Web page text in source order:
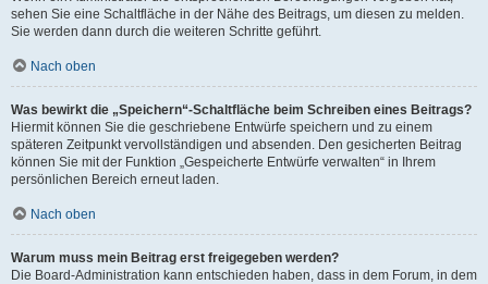
sehen Sie eine Schaltfläche in der Nähe des Beitrags, um diesen zu melden.
Sie werden dann durch die weiteren Schritte geführt.
Nach oben
Was bewirkt die „Speichern“-Schaltfläche beim Schreiben eines Beitrags?
Hiermit können Sie die geschriebene Entwürfe speichern und zu einem
späteren Zeitpunkt vervollständigen und absenden. Den gesicherten Beitrag
können Sie mit der Funktion „Gespeicherte Entwürfe verwalten“ in Ihrem
persönlichen Bereich erneut laden.
Nach oben
Warum muss mein Beitrag erst freigegeben werden?
Die Board-Administration kann entschieden haben, dass in dem Forum, in dem